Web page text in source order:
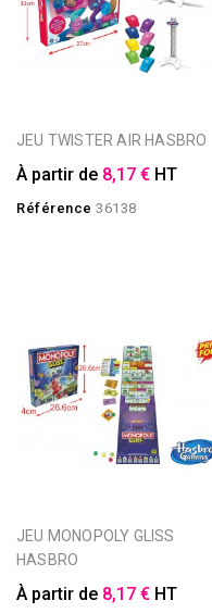
JEU TWISTER AIR HASBRO
À partir de 8,17 € HT
Référence 36138
JEU MONOPOLY GLISS
HASBRO
À partir de 8,17 € HT